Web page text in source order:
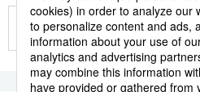
もっと見る